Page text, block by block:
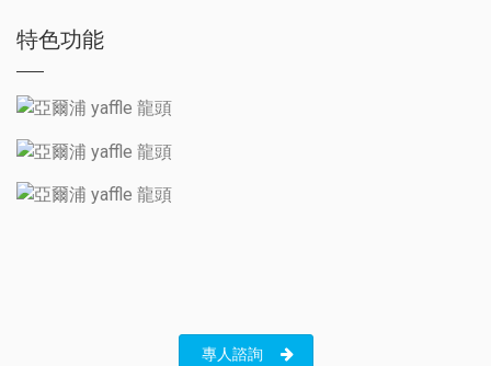
特色功能
專人諮詢